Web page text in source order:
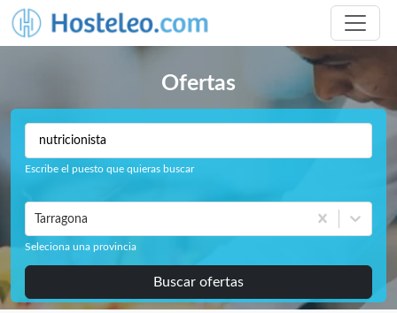
Ofertas
Escribe el puesto que quieras buscar
Tarragona
Seleciona una provincia
Buscar ofertas